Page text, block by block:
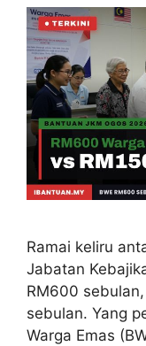
Ramai keliru
Jabatan
RM600
sebulan. Yang
Warga Emas